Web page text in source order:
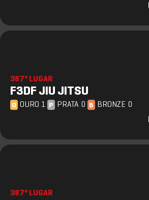
387º LUGAR
F3DF JIU JITSU
O OURO 1 P PRATA 0 B BRONZE 0
387º LUGAR